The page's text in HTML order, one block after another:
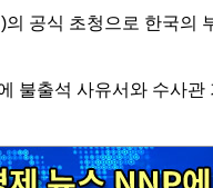
공식 초청으로 한국의
불출석 사유서와 수사관